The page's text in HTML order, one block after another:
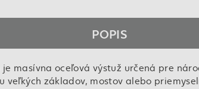
POPIS
je masívna oceľová výstuž určená pre
veľkých základov, mostov alebo